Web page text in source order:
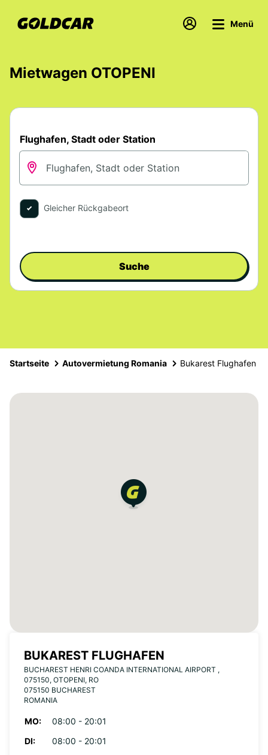
Menü
Mietwagen OTOPENI
Flughafen, Stadt oder Station
Gleicher Rückgabeort
Suche
Startseite Autovermietung Romania Bukarest Flughafen
BUKAREST FLUGHAFEN
BUCHAREST HENRI COANDA INTERNATIONAL AIRPORT ,
075150, OTOPENI, RO
075150 BUCHAREST
ROMANIA
MO:
08:00 - 20:01
DI:
08:00 - 20:01